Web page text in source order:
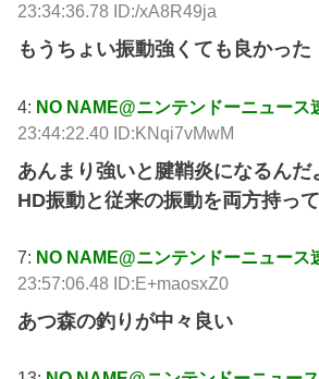
23:34:36.78 ID:/xA8R49ja
もうちょい振動強くても良かった
4: NO NAME@ニンテンドーニュース
23:44:22.40 ID:KNqi7vMwM
あんまり強いと腱鞘炎になるんだ
HD振動と従来の振動を両方持っ
7: NO NAME@ニンテンドーニュース
23:57:06.48 ID:E+maosxZ0
あつ森の釣りが中々良い